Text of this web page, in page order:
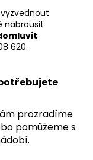
nabrousit
620.
prozradíme
pomůžeme s